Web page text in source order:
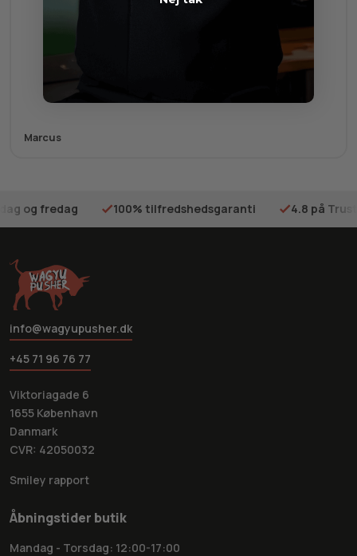
Marcus
og fredag 100% tilfredshedsgaranti 4.8 på
info@wagyupusher.dk
+45 71 96 76 77
Viktoriagade 6
1655 København
Danmark
CVR: 42050032
Smiley rapport
Åbningstider butik
Mandag - Torsdag: 12:00-17:00